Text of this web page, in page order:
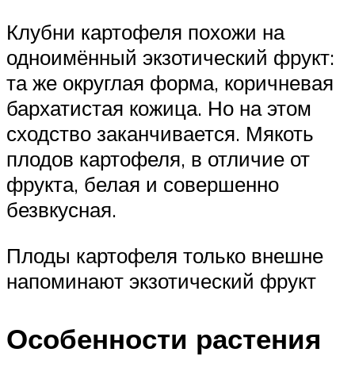
Клубни картофеля похожи на
одноимённый экзотический фрукт:
та же округлая форма, коричневая
бархатистая кожица. Но на этом
сходство заканчивается. Мякоть
плодов картофеля, в отличие от
фрукта, белая и совершенно
безвкусная.
Плоды картофеля только внешне
напоминают экзотический фрукт
Особенности растения